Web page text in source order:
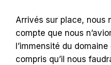
Arrivés sur place, nous
compte que nous
l’immensité du
compris qu’il nous